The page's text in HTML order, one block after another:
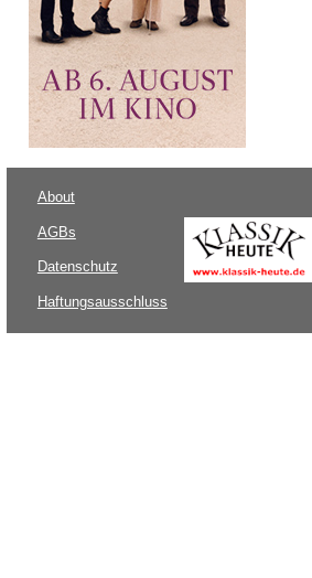
About
AGBs
Datenschutz
Haftungsausschluss